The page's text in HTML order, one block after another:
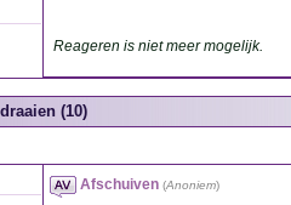
Reageren is niet meer mogelijk.
(10)
Afschuiven (Anoniem)